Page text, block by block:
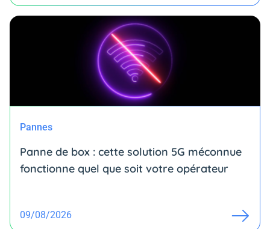
Pannes
Panne de box : cette solution 5G méconnue
fonctionne quel que soit votre opérateur
09/08/2026